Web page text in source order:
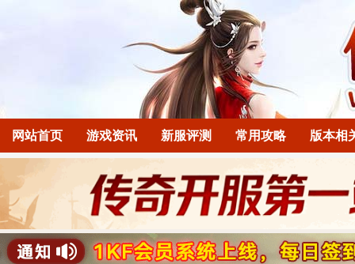
网站首页 游戏资讯 新服评测 常用攻略 版本相